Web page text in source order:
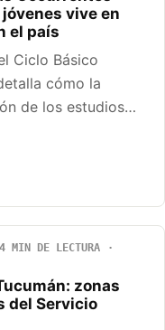
vive en
el país
Ciclo Básico
cómo la
de los estudios…
4 MIN DE LECTURA
zonas
del Servicio